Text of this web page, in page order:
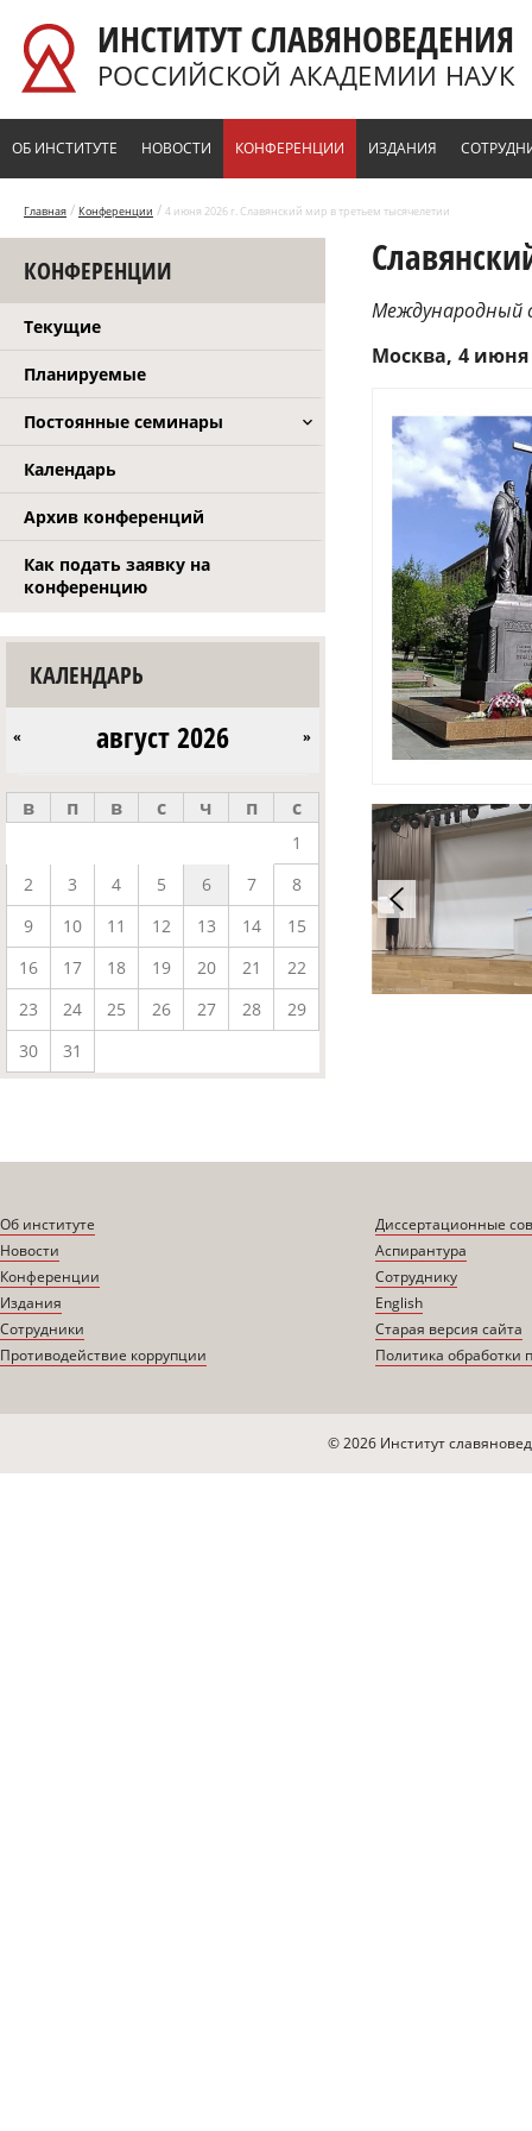
ИНСТИТУТ СЛАВЯНОВЕДЕНИЯ
РОССИЙСКОЙ АКАДЕМИИ НАУК
ОБ ИНСТИТУТЕ НОВОСТИ КОНФЕРЕНЦИИ ИЗДАНИЯ
Главная / Конференции / 4 июня 2026 г. Славянский мир в третьем тысячелетии
КОНФЕРЕНЦИИ
Текущие
Планируемые
Постоянные семинары
Календарь
Архив конференций
Как подать заявку на
конференцию
КАЛЕНДАРЬ
август 2026
« »
в п в с ч п с
1
2
3 4 5 6 7
8
9
10 11 12 13 14
15
16
17 18 19 20 21
22
23
24 25 26 27 28
29
30
31
Международный
Москва 4 июня
Об институте
Новости
Конференции
Издания
Сотрудники
Противодействие коррупции
Диссертационные
Аспирантура
Сотруднику
English
Старая версия сайта
Политика обработки
© 2026 Институт